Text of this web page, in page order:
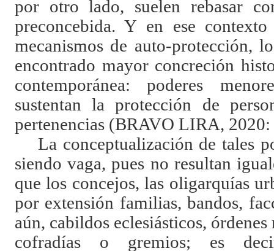
por otro lado, suelen rebasar
preconcebida. Y en ese
mecanismos de auto-protección,
encontrado mayor concreción
contemporánea: poderes
sustentan la protección de
pertenencias (BRAVO LIRA,
La conceptualización de tales
siendo vaga, pues no resultan
que los concejos, las oligarquías
por extensión familias, bandos,
aún, cabildos eclesiásticos,
cofradías o gremios; es